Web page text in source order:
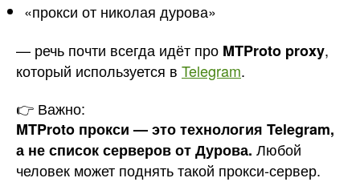
«прокси от николая дурова»
— речь почти всегда идёт про MTProto proxy,
который используется в Telegram.
👉 Важно:
MTProto прокси — это технология Telegram,
а не список серверов от Дурова. Любой
человек может поднять такой прокси-сервер.